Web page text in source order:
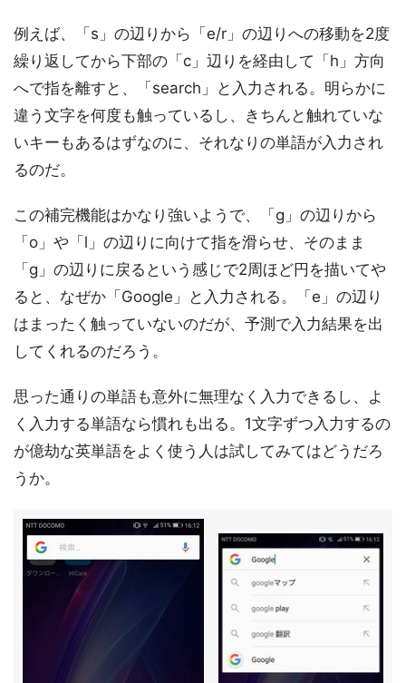
例えば、「s」の辺りから「e/r」の辺りへの移動を2度
繰り返してから下部の「c」辺りを経由して「h」方向
へで指を離すと、「search」と入力される。明らかに
違う文字を何度も触っているし、きちんと触れていな
いキーもあるはずなのに、それなりの単語が入力され
るのだ。
この補完機能はかなり強いようで、「g」の辺りから
「o」や「l」の辺りに向けて指を滑らせ、そのまま
「g」の辺りに戻るという感じで2周ほど円を描いてや
ると、なぜか「Google」と入力される。「e」の辺り
はまったく触っていないのだが、予測で入力結果を出
してくれるのだろう。
思った通りの単語も意外に無理なく入力できるし、よ
く入力する単語なら慣れも出る。1文字ずつ入力するの
が億劫な英単語をよく使う人は試してみてはどうだろ
うか。